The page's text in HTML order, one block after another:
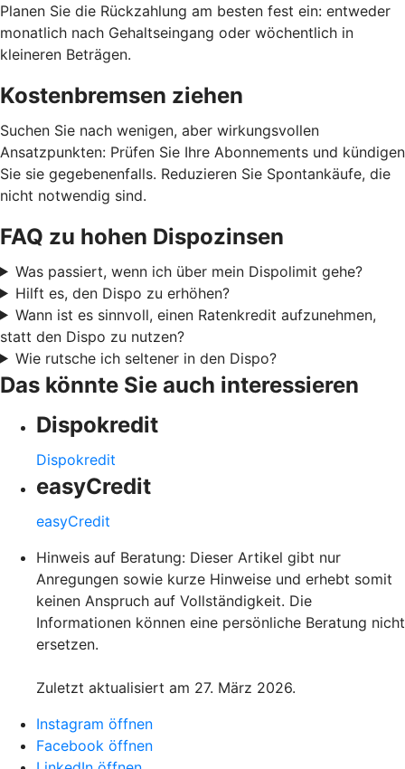
Planen Sie die Rückzahlung am besten fest ein: entweder
monatlich nach Gehaltseingang oder wöchentlich in
kleineren Beträgen.
Kostenbremsen ziehen
Suchen Sie nach wenigen, aber wirkungsvollen
Ansatzpunkten: Prüfen Sie Ihre Abonnements und kündigen
Sie sie gegebenenfalls. Reduzieren Sie Spontankäufe, die
nicht notwendig sind.
FAQ zu hohen Dispozinsen
Was passiert, wenn ich über mein Dispolimit gehe?
Hilft es, den Dispo zu erhöhen?
Wann ist es sinnvoll, einen Ratenkredit aufzunehmen,
statt den Dispo zu nutzen?
Wie rutsche ich seltener in den Dispo?
Das könnte Sie auch interessieren
Dispokredit
Dispokredit
easyCredit
easyCredit
Hinweis auf Beratung: Dieser Artikel gibt nur
Anregungen sowie kurze Hinweise und erhebt somit
keinen Anspruch auf Vollständigkeit. Die
Informationen können eine persönliche Beratung nicht
ersetzen.
Zuletzt aktualisiert am 27. März 2026.
Instagram öffnen
Facebook öffnen